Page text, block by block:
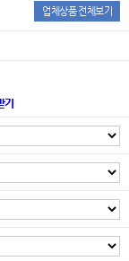
업체상품 전체보기